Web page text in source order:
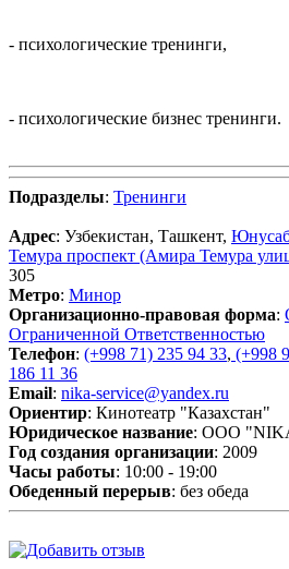
- психологические тренинги,
- психологические бизнес тренинги.
Подразделы: Тренинги
Адрес: Узбекистан, Ташкент,
Темура проспект (Амира Темура
305
Метро: Минор
Организационно-правовая форма:
Ограниченной Ответственностью
Телефон: (+998 71) 235 94 33, (+998
186 11 36
Email: nika-service@yandex.ru
Ориентир: Кинотеатр "Казахстан"
Юридическое название: ООО
Год создания организации: 2009
Часы работы: 10:00 - 19:00
Обеденный перерыв: без обеда